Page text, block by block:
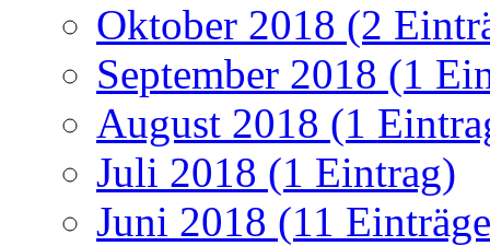
Oktober 2018 (2
September 2018 (1
August 2018 (1
Juli 2018 (1 Eintrag)
Juni 2018 (11